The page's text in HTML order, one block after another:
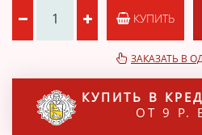
КУПИТЬ
ЗАКАЗАТЬ В
КУПИТЬ В
ОТ 9 Р.